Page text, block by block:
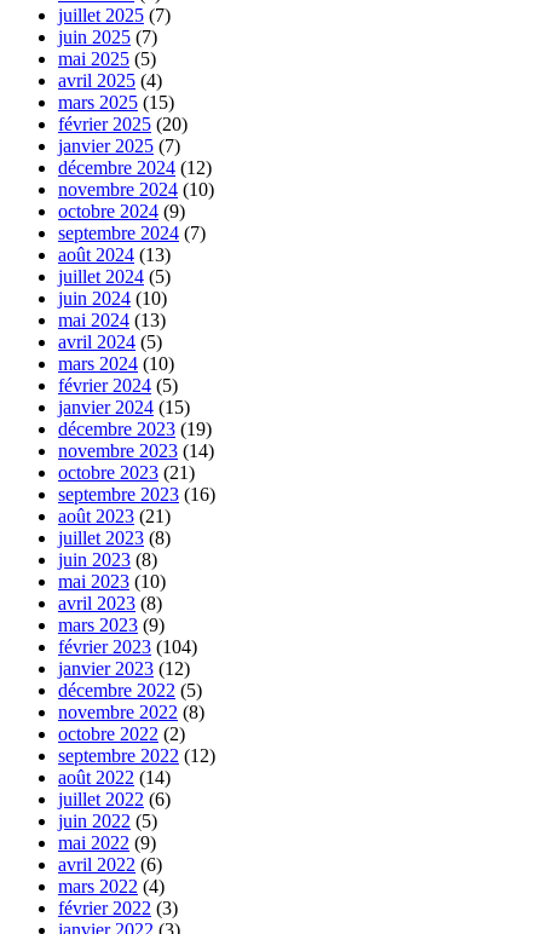
juillet 2025 (7)
juin 2025 (7)
mai 2025 (5)
avril 2025 (4)
mars 2025 (15)
février 2025 (20)
janvier 2025 (7)
décembre 2024 (12)
novembre 2024 (10)
octobre 2024 (9)
septembre 2024 (7)
août 2024 (13)
juillet 2024 (5)
juin 2024 (10)
mai 2024 (13)
avril 2024 (5)
mars 2024 (10)
février 2024 (5)
janvier 2024 (15)
décembre 2023 (19)
novembre 2023 (14)
octobre 2023 (21)
septembre 2023 (16)
août 2023 (21)
juillet 2023 (8)
juin 2023 (8)
mai 2023 (10)
avril 2023 (8)
mars 2023 (9)
février 2023 (104)
janvier 2023 (12)
décembre 2022 (5)
novembre 2022 (8)
octobre 2022 (2)
septembre 2022 (12)
août 2022 (14)
juillet 2022 (6)
juin 2022 (5)
mai 2022 (9)
avril 2022 (6)
mars 2022 (4)
février 2022 (3)
janvier 2022 (3)